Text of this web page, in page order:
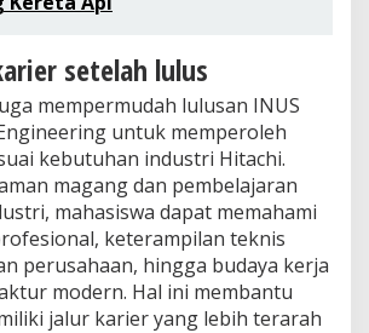
setelah lulus
mempermudah lulusan INUS
untuk memperoleh
kebutuhan industri Hitachi.
magang dan pembelajaran
mahasiswa dapat memahami
keterampilan teknis
perusahaan, hingga budaya kerja
modern. Hal ini membantu
jalur karier yang lebih terarah